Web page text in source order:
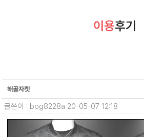
이용후기
해골자켓
글쓴이 : bog8228a 20-05-07 12:18